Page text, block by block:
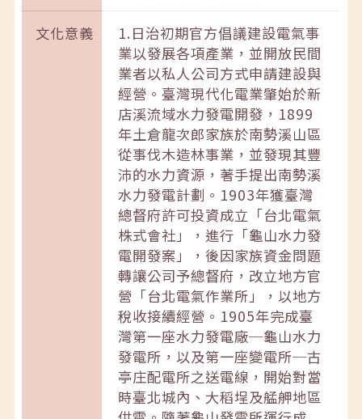
文化意義
1.日治初期官方倡議建設電氣事
業以發展各項產業，並開放民間
業者以私人公司方式申請建設與
經營。臺灣現代化電業肇始於新
店溪流域水力發電開發，1899
年土倉龍次郎家族於南勢溪山區
從事伐木造林事業，並發現其豐
沛的水力資源，著手提出南勢溪
水力發電計劃。1903年獲臺灣
總督府許可投資成立「台北電氣
株式會社」，進行「龜山水力發
電開發案」，後因家族資金問題
轉讓公司予總督府，改立地方官
營「台北電氣作業所」，以地方
稅收接續經營。1905年完成臺
灣第一座水力發電廠─龜山水力
發電所，以及第一座變電所─古
亭庄配電所之送電線，開始對當
時臺北城內、大稻埕及艋舺地區